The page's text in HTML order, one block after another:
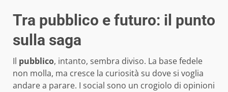
Tra pubblico e futuro: il punto
sulla saga
Il pubblico, intanto, sembra diviso. La base fedele
non molla, ma cresce la curiosità su dove si voglia
andare a parare. I social sono un crogiolo di opinioni